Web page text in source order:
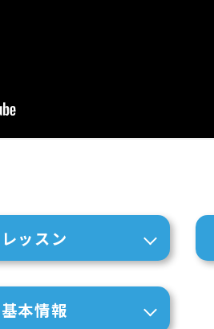
レッスン
基本情報